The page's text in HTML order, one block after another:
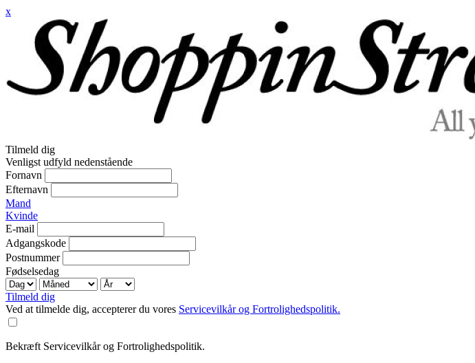
x
Tilmeld dig
Venligst udfyld nedenstående
Fornavn
Efternavn
Mand
Kvinde
E-mail
Adgangskode
Postnummer
Fødselsedag
Tilmeld dig
Ved at tilmelde dig, accepterer du vores Servicevilkår og Fortrolighedspolitik.
Bekræft Servicevilkår og Fortrolighedspolitik.